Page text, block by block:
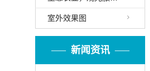
室外效果图
新闻资讯